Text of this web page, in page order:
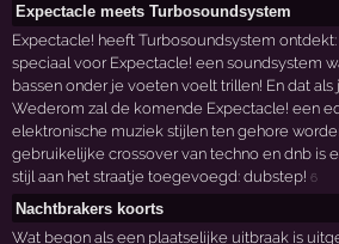
Expectacle meets Turbosoundsystem
Expectacle! heeft Turbosoundsystem
speciaal voor Expectacle! een soundsystem
bassen onder je voeten voelt trillen! En dat als
Wederom zal de komende Expectacle! een
elektronische muziek stijlen ten gehore
gebruikelijke crossover van techno en dnb is
stijl aan het straatje toegevoegd: dubstep!6
Nachtbrakers koorts
Wat begon als een plaatselijke uitbraak is